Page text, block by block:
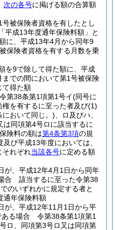
次の各号に掲げる額の合算額
被保険者資格を有したとし
平成13年度通年保険料額」と
に、平成13年4月から同年9
保険者資格を有する月数を乗
を9で除して得た額に、平成
での間において第1号被保険
て得た額
第38条第1項第1号イ(同号に
を有するに至った者及び(1)
において同じ。) 、ロ及びハ、
同項第4号ロに該当するに
険料の額は第4条第3項の規
び平成13年度においては、
それぞれ当該各号に定める額
が、平成12年4月1日から同年
合 該当するに至った令第38
のいずれかに規定する者と
通年保険料額
が、平成12年11月1日から平
ある場合 令第38条第1項第1
ロ、同項第3号ロ又は同項第